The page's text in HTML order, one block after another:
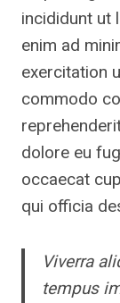
incididunt ut
enim ad
exercitation
commodo
dolore eu
occaecat
qui officia
Viverra
tempus